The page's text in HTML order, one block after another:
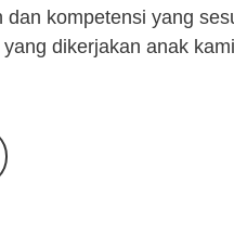
kompetensi yang
dikerjakan anak